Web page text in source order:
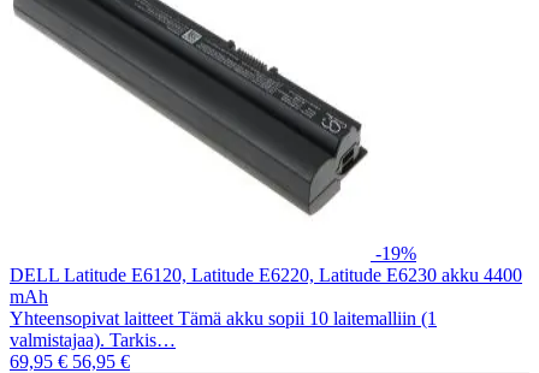
-19%
DELL Latitude E6120, Latitude E6220, Latitude E6230 akku 4400
mAh
Yhteensopivat laitteet Tämä akku sopii 10 laitemalliin (1
valmistajaa). Tarkis…
69,95 € 56,95 €